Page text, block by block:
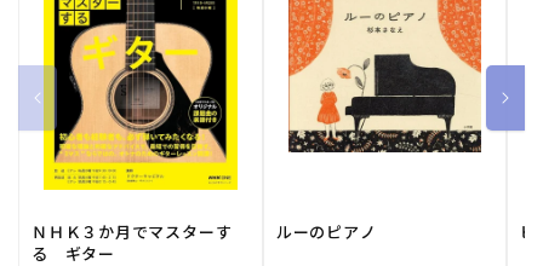
ＮＨＫ３か月でマスターす
る ギター
ルーのピアノ ピ